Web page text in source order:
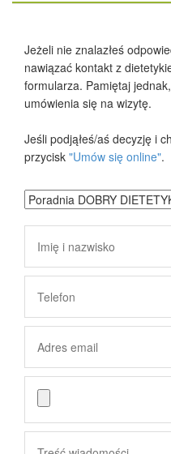
Jeżeli nie znalazłeś
nawiązać kontakt z
formularza. Pamiętaj
umówienia się na wizytę.
Jeśli podjąłeś/aś decyzję i
przycisk "Umów się online".